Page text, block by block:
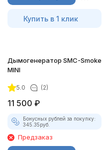
Купить в 1 клик
Дымогенератор SMC-Smoke
MINI
5.0 (2)
11 500 ₽
Бонусных рублей за покупку:
345.35руб.
Предзаказ